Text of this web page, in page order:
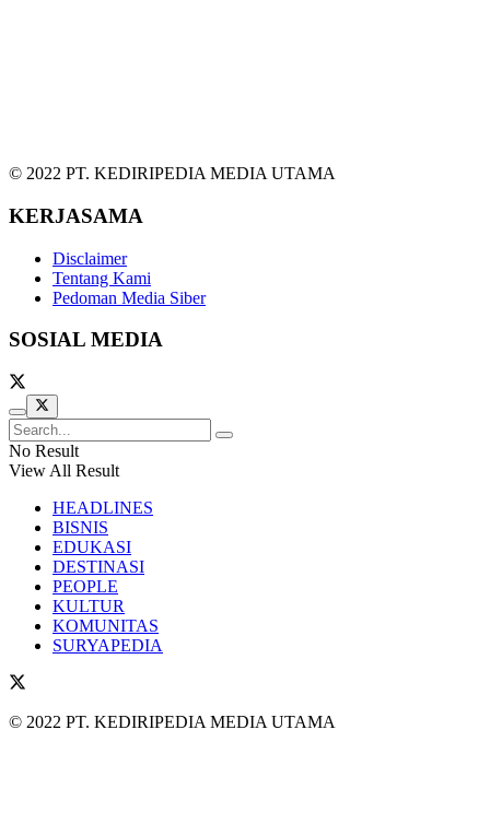
© 2022 PT. KEDIRIPEDIA MEDIA UTAMA
KERJASAMA
Disclaimer
Tentang Kami
Pedoman Media Siber
SOSIAL MEDIA
No Result
View All Result
HEADLINES
BISNIS
EDUKASI
DESTINASI
PEOPLE
KULTUR
KOMUNITAS
SURYAPEDIA
© 2022 PT. KEDIRIPEDIA MEDIA UTAMA